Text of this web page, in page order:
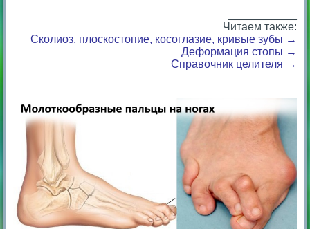
Читаем также:
Сколиоз, плоскостопие, косоглазие, кривые зубы →
Деформация стопы →
Справочник целителя →